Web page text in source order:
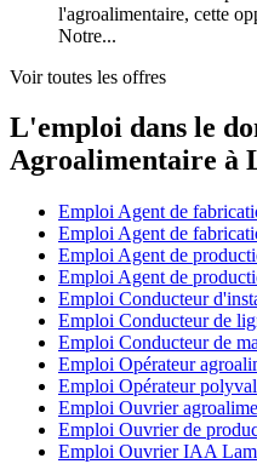
l'agroalimentaire, cette
Notre...
Voir toutes les offres
L'emploi dans le
Agroalimentaire à
Emploi Agent de
Emploi Agent de
Emploi Agent de
Emploi Agent de
Emploi Conducteur
Emploi Conducteur de
Emploi Conducteur de
Emploi Opérateur
Emploi Opérateur
Emploi Ouvrier
Emploi Ouvrier de
Emploi Ouvrier IAA